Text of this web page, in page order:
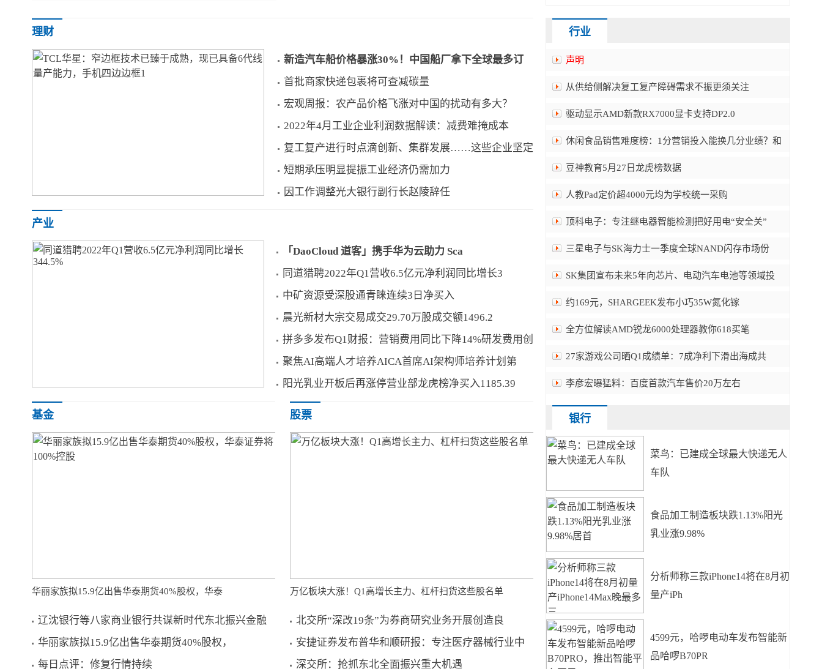
理财
TCL华星：窄边框技术已臻于成熟，现已具备6代线
新造汽车船价格暴涨30%！中国船厂拿下全球最多订
首批商家快递包裹将可查减碳量
宏观周报：农产品价格飞涨对中国的扰动有多大？
2022年4月工业企业利润数据解读：减费难掩成本
复工复产进行时点滴创新、集群发展……这些企业坚定
短期承压明显提振工业经济仍需加力
因工作调整光大银行副行长赵陵辞任
产业
同道猎聘2022年Q1营收6.5亿元净利润同比增长3
「DaoCloud 道客」携手华为云助力 Sca
同道猎聘2022年Q1营收6.5亿元净利润同比增长3
中矿资源受深股通青睐连续3日净买入
晨光新材大宗交易成交29.70万股成交额1496.2
拼多多发布Q1财报：营销费用同比下降14%研发费用创
聚焦AI高端人才培养AICA首席AI架构师培养计划第
阳光乳业开板后再涨停营业部龙虎榜净买入1185.39
基金
华丽家族拟15.9亿出售华泰期货40%股权，华泰
辽沈银行等八家商业银行共谋新时代东北振兴金融
华丽家族拟15.9亿出售华泰期货40%股权，
每日点评：修复行情持续
股票
万亿板块大涨！Q1高增长主力、杠杆扫货这些股名单
北交所“深改19条”为券商研究业务开展创造良
安捷证券发布普华和顺研报：专注医疗器械行业中
深交所：抢抓东北全面振兴重大机遇
行业
声明
从供给侧解决复工复产障碍需求不振更须关注
驱动显示AMD新款RX7000显卡支持DP2.0
休闲食品销售难度榜：1分营销投入能换几分业绩？和
豆神教育5月27日龙虎榜数据
人教Pad定价超4000元均为学校统一采购
顶科电子：专注继电器智能检测把好用电“安全关”
三星电子与SK海力士一季度全球NAND闪存市场份
SK集团宣布未来5年向芯片、电动汽车电池等领域投
约169元，SHARGEEK发布小巧35W氮化镓
全方位解读AMD锐龙6000处理器教你618买笔
27家游戏公司晒Q1成绩单：7成净利下滑出海成共
李彦宏曝猛料：百度首款汽车售价20万左右
银行
菜鸟：已建成全球最大快递无人
车队
食品加工制造板块跌1.13%阳光
乳业涨9.98%
分析师称三款iPhone14将在8月初
量产iPh
4599元，哈啰电动车发布智能新
品哈啰B70PR